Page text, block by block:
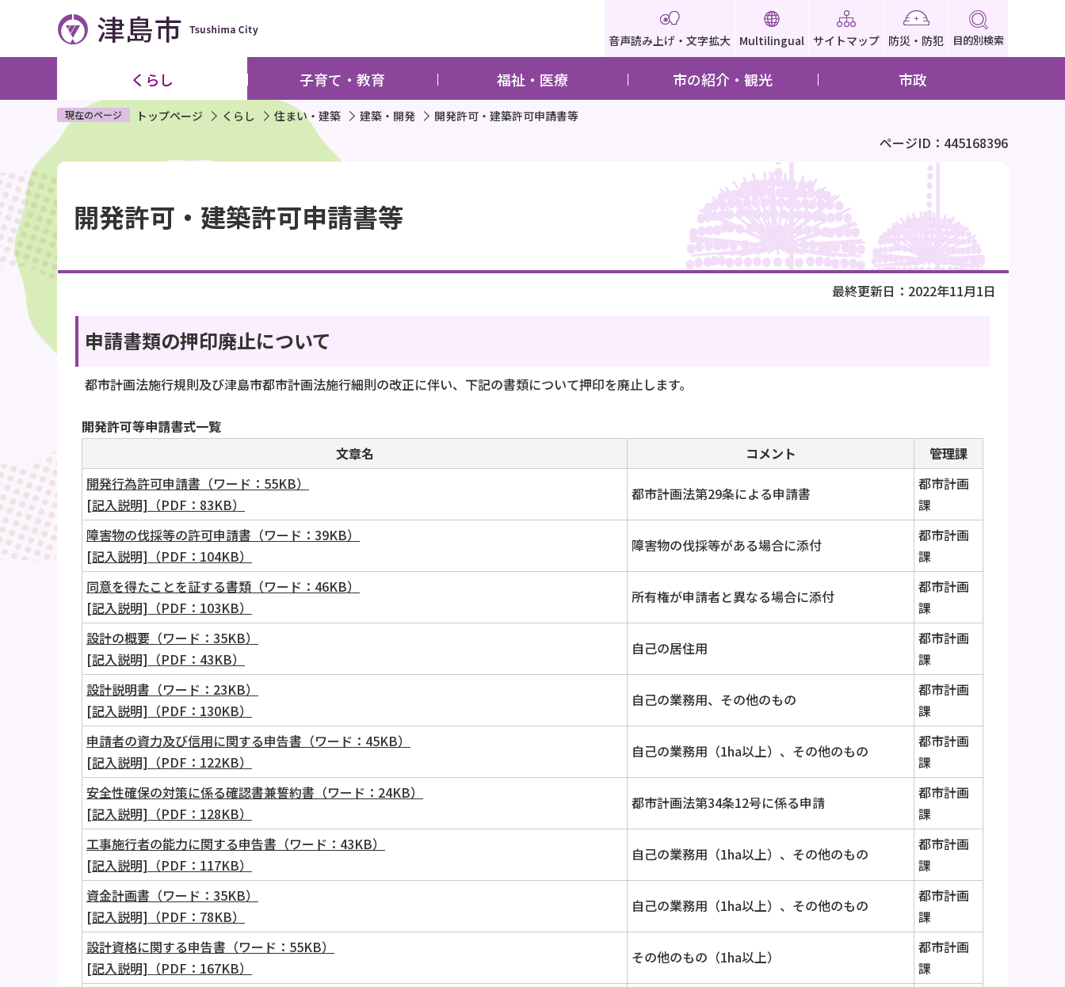
ペ
ジ
で
す
音声読み上げ・文字拡大 Multilingual サイトマップ 防災・防犯 目的別検索
くらし 子育て・教育 福祉・医療 市の紹介・観光 市政
現在のページ トップページ くらし 住まい・建築 建築・開発 開発許可・建築許可申請書等
ページID：445168396
本
文
こ
こ
か
開発許可・建築許可申請書等
最終更新日：2022年11月1日
申請書類の押印廃止について
都市計画法施行規則及び津島市都市計画法施行細則の改正に伴い、下記の書類について押印を廃止します。
開発許可等申請書式一覧
文章名
コメント
管理課
開発行為許可申請書（ワード：55KB）
[記入説明]（PDF：83KB）
都市計画法第29条による申請書
都市計画
課
障害物の伐採等の許可申請書（ワード：39KB）
[記入説明]（PDF：104KB）
障害物の伐採等がある場合に添付
都市計画
課
同意を得たことを証する書類（ワード：46KB）
[記入説明]（PDF：103KB）
所有権が申請者と異なる場合に添付
都市計画
課
設計の概要（ワード：35KB）
[記入説明]（PDF：43KB）
自己の居住用
都市計画
課
設計説明書（ワード：23KB）
[記入説明]（PDF：130KB）
自己の業務用、その他のもの
都市計画
課
申請者の資力及び信用に関する申告書（ワード：45KB）
[記入説明]（PDF：122KB）
自己の業務用（1ha以上）、その他のもの
都市計画
課
安全性確保の対策に係る確認書兼誓約書（ワード：24KB）
[記入説明]（PDF：128KB）
都市計画法第34条12号に係る申請
都市計画
課
工事施行者の能力に関する申告書（ワード：43KB）
[記入説明]（PDF：117KB）
自己の業務用（1ha以上）、その他のもの
都市計画
課
資金計画書（ワード：35KB）
[記入説明]（PDF：78KB）
自己の業務用（1ha以上）、その他のもの
都市計画
課
設計資格に関する申告書（ワード：55KB）
[記入説明]（PDF：167KB）
その他のもの（1ha以上）
都市計画
課